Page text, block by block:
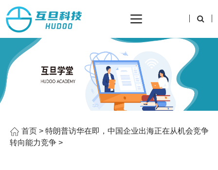
首页 > 特朗普访华在即，中国企业出海正在从机会竞争
转向能力竞争 >